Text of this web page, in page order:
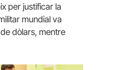
per justificar la
mundial va
dòlars, mentre